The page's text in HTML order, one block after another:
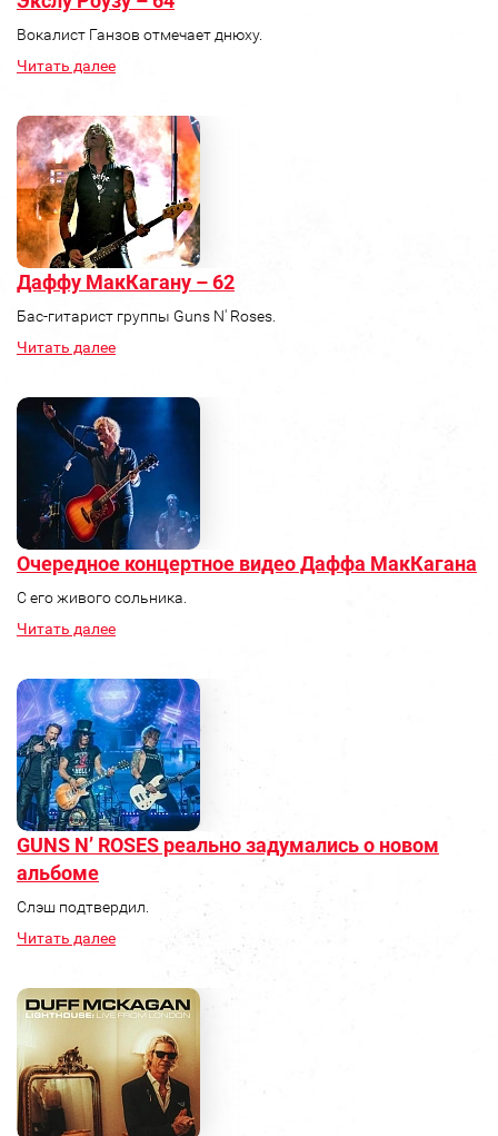
Вокалист Ганзов отмечает днюху.
Читать далее
Даффу МакКагану – 62
Бас-гитарист группы Guns N' Roses.
Читать далее
Очередное концертное видео Даффа МакКагана
C его живого сольника.
Читать далее
GUNS N’ ROSES реально задумались о новом
альбоме
Слэш подтвердил.
Читать далее